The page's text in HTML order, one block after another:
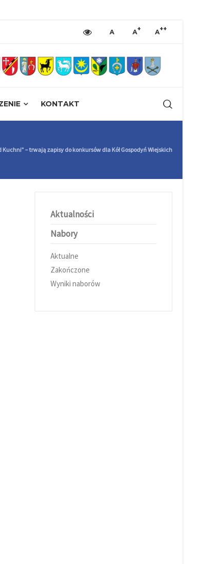
A A+ A++
KONTAKT
Kuchni” – trwają zapisy do konkursów dla Kół Gospodyń Wiejskich
Aktualności
Nabory
Aktualne
Zakończone
Wyniki naborów